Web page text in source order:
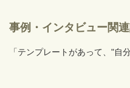
事例・インタビュー関
「テンプレートがあって、"自